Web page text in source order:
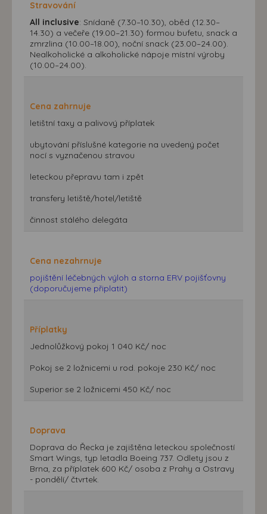
Stravování
All inclusive: Snídaně (7.30–10.30), oběd (12.30–
14.30) a večeře (19.00–21.30) formou bufetu, snack a
zmrzlina (10.00–18.00), noční snack (23.00–24.00).
Nealkoholické a alkoholické nápoje místní výroby
(10.00–24.00).
Cena zahrnuje
letištní taxy a palivový příplatek
ubytování příslušné kategorie na uvedený počet
nocí s vyznačenou stravou
leteckou přepravu tam i zpět
transfery letiště/hotel/letiště
činnost stálého delegáta
Cena nezahrnuje
pojištění léčebných výloh a storna ERV pojišťovny
(doporučujeme připlatit)
Příplatky
Jednolůžkový pokoj 1 040 Kč/ noc
Pokoj se 2 ložnicemi u rod. pokoje 230 Kč/ noc
Superior se 2 ložnicemi 450 Kč/ noc
Doprava
Doprava do Řecka je zajištěna leteckou společností
Smart Wings, typ letadla Boeing 737. Odlety jsou z
Brna, za příplatek 600 Kč/ osoba z Prahy a Ostravy
- pondělí/ čtvrtek.